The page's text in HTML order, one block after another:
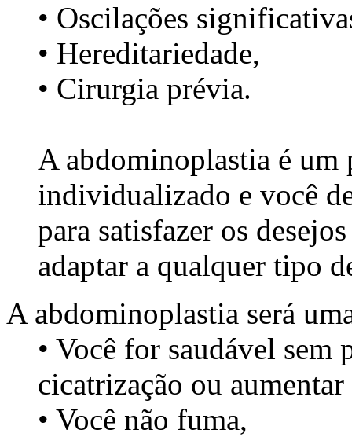
• Oscilações
• Hereditariedade,
• Cirurgia prévia.
A abdominoplastia é um
individualizado e você
para satisfazer os
adaptar a qualquer tipo
A abdominoplastia será
• Você for saudável sem
cicatrização ou
• Você não fuma,